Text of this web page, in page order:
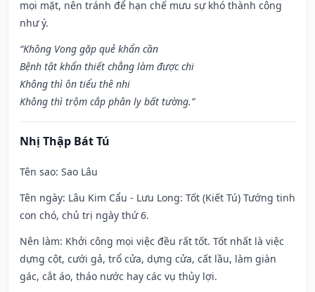
mọi mặt, nên tránh để hạn chế mưu sự khó thành công
như ý.
“Không Vong gặp quẻ khẩn cần
Bệnh tật khẩn thiết chẳng làm được chi
Không thì ôn tiểu thê nhi
Không thì trộm cắp phân ly bất tường.”
Nhị Thập Bát Tú
Tên sao: Sao Lâu
Tên ngày: Lâu Kim Cẩu - Lưu Long: Tốt (Kiết Tú) Tướng tinh
con chó, chủ trị ngày thứ 6.
Nên làm: Khởi công mọi việc đều rất tốt. Tốt nhất là việc
dựng cột, cưới gả, trổ cửa, dựng cửa, cất lầu, làm giàn
gác, cắt áo, tháo nước hay các vụ thủy lợi.